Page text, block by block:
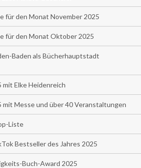
für den Monat November 2025
für den Monat Oktober 2025
Baden als Bücherhauptstadt
Elke Heidenreich
mit Messe und über 40 Veranstaltungen
Liste
Bestseller des Jahres 2025
Buch-Award 2025